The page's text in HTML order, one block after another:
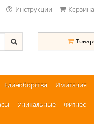
Инструкции Корзина
Единоборства Имитация
Уникальные Фитнес